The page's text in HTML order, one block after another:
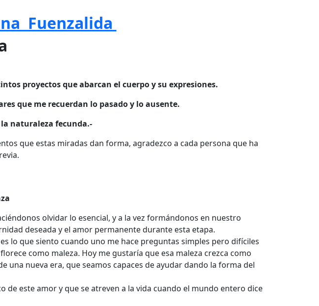
Fuenzalida
proyectos que abarcan el cuerpo y su expresiones.
que me recuerdan lo pasado y lo ausente.
naturaleza fecunda.-
que estas miradas dan forma, agradezco a cada persona que ha
olvidar lo esencial, y a la vez formándonos en nuestro
deseada y el amor permanente durante esta etapa.
lo que siento cuando uno me hace preguntas simples pero difíciles
como maleza. Hoy me gustaría que esa maleza crezca como
una nueva era, que seamos capaces de ayudar dando la forma del
de este amor y que se atreven a la vida cuando el mundo entero dice